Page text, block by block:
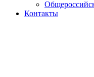
Контакты